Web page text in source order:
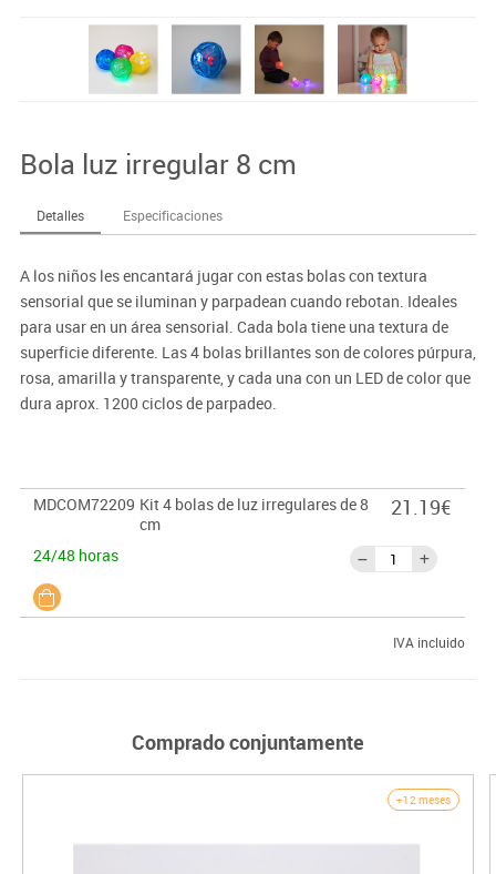
Bola luz irregular 8 cm
Detalles Especificaciones
A los niños les encantará jugar con estas bolas con textura
sensorial que se iluminan y parpadean cuando rebotan. Ideales
para usar en un área sensorial. Cada bola tiene una textura de
superficie diferente. Las 4 bolas brillantes son de colores púrpura,
rosa, amarilla y transparente, y cada una con un LED de color que
dura aprox. 1200 ciclos de parpadeo.
MDCOM72209 Kit 4 bolas de luz irregulares de 8
cm
24/48 horas
21.19€
IVA incluido
Comprado conjuntamente
+12 meses